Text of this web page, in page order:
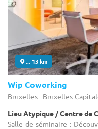
... 13 km
Wip Coworking
Bruxelles - Bruxelles-
Lieu Atypique / Centre de
Salle de séminaire :